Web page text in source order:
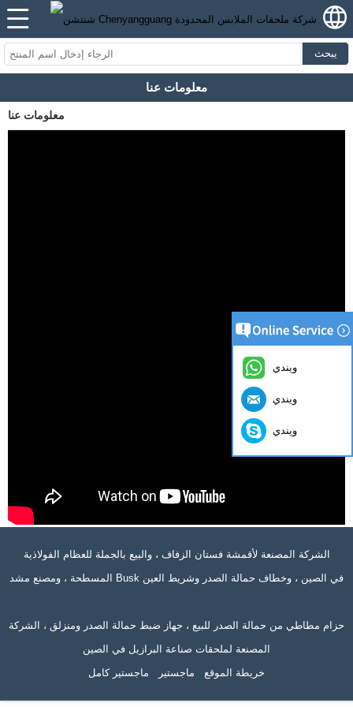
يبحث
معلومات عنا
معلومات عنا
الشركة المصنعة لأقمشة فستان الزفاف ، والبيع بالجملة للعظام الفولاذية
المسطحة ، ومصنع مشد Busk في الصين ، وخطاف حمالة الصدر وشريط العين
حزام مطاطي من حمالة الصدر للبيع ، جهاز ضبط حمالة الصدر ومنزلق ، الشركة
المصنعة لملحقات صناعة البرازيل في الصين
خريطة الموقع
ماجستير ماجستير كامل
ويندي
ويندي
ويندي